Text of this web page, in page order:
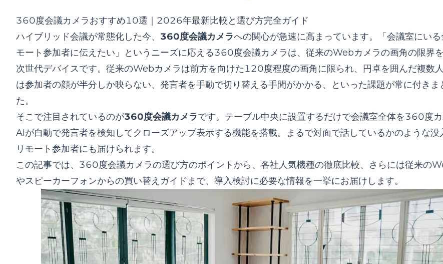
RICOH Meeting 360 — 国内メーカーの安定感
Nuroum 360 Pro — コスパに優れたオールインワン
Jabra PanaCast 50 — 180度広角の高級モデル
Kandao Meeting Pro — スタンドアローン対応の次世代モデル
Huddly IQ / Huddly L1 — AIカメラの北欧ブランド
Coolpo AI Huddle — コストパフォーマンス重視
Webカメラから360度会議カメラへの買い替えメリット
スピーカーフォン・マイクからの代替・統合ガイド
PTZカメラ・ビデオ会議システムからの移行も視野に
導入の判断基準とおすすめの選び方
会議室規模別の選定基準
予算別の選定基準
まとめ
360度会議カメラおすすめ10選｜2026年最新比較と選び方完全ガイド
ハイブリッド会議が常態化した今、 360度会議カメラへの関心が急速に高まっています。「会議室にいる
モート参加者に伝えたい」というニーズに応える360度会議カメラは、従来のWebカメラの画角の限界
次世代デバイスです。従来のWebカメラは前方を向けた120度程度の画角に限られ、円卓を囲んだ複数
は参加者の顔が半分しか映らない、発言者を手動で切り替える手間がかかる、といった課題が常に付きま
た。
そこで注目されているのが360度会議カメラです。テーブル中央に設置するだけで会議室全体を360度カ
AIが自動で発言者を検知してクローズアップ表示する機能を搭載。まるで対面で話しているかのような没
リモート参加者にも届けられます。
この記事では、360度会議カメラの選び方のポイントから、各社人気機種の徹底比較、さらには従来の
やスピーカーフォンからの買い替えガイドまで、導入検討に必要な情報を一挙にお届けします。